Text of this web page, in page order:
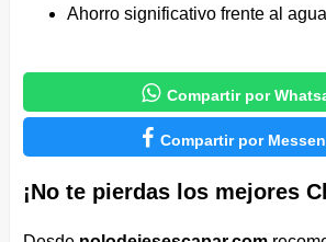
Ahorro significativo frente al
 Compartir por
 Compartir por
¡No te pierdas los mejores